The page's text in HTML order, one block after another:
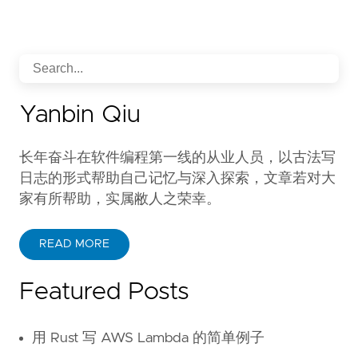
Yanbin Qiu
长年奋斗在软件编程第一线的从业人员，以古法写
日志的形式帮助自己记忆与深入探索，文章若对大
家有所帮助，实属敝人之荣幸。
READ MORE
Featured Posts
用 Rust 写 AWS Lambda 的简单例子